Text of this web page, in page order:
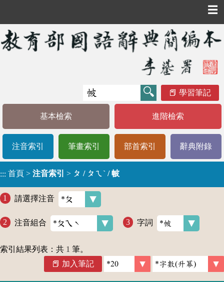
☰
學習筆記
基本檢索 進階檢索
注音索引 筆畫索引 部首索引 辭典附錄
::: 首頁 > 注音索引 > ㄆ / ㄆㄟˋ / 帔
請選擇注音
注音組合 字詞
索引結果列表：共 1 筆。
加入筆記